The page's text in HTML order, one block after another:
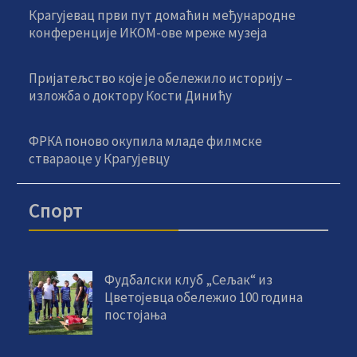
Крагујевац први пут домаћин међународне
конференције ИКОМ-ове мреже музеја
Пријатељство које је обележило историју –
изложба о доктору Кости Динићу
ФРКА поново окупила младе филмске
ствараоце у Крагујевцу
Спорт
Фудбалски клуб „Сељак“ из
Цветојевца обележио 100 година
постојања